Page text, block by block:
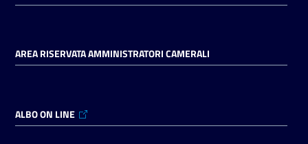
AREA RISERVATA AMMINISTRATORI CAMERALI
ALBO ON LINE